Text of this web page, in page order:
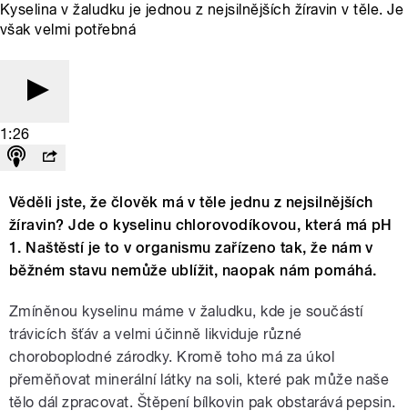
Kyselina v žaludku je jednou z nejsilnějších žíravin v těle. Je
však velmi potřebná
1:26
Věděli jste, že člověk má v těle jednu z nejsilnějších
žíravin? Jde o kyselinu chlorovodíkovou, která má pH
1. Naštěstí je to v organismu zařízeno tak, že nám v
běžném stavu nemůže ublížit, naopak nám pomáhá.
Zmíněnou kyselinu máme v žaludku, kde je součástí
trávicích šťáv a velmi účinně likviduje různé
choroboplodné zárodky. Kromě toho má za úkol
přeměňovat minerální látky na soli, které pak může naše
tělo dál zpracovat. Štěpení bílkovin pak obstarává pepsin.